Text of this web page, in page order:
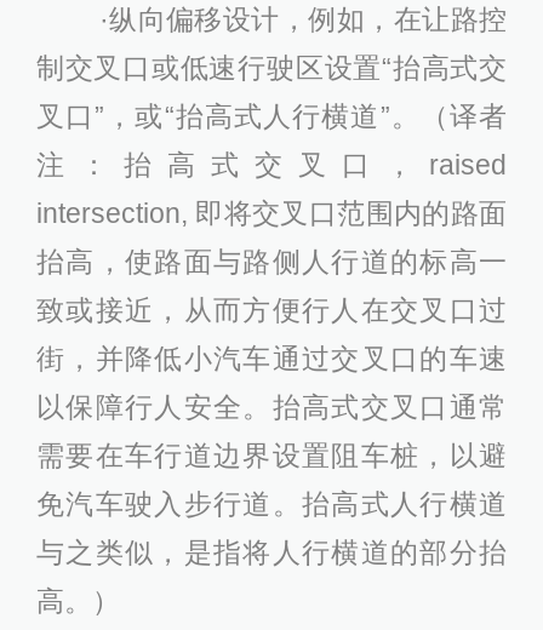
·纵向偏移设计，例如，在让路控
制交叉口或低速行驶区设置“抬高式交
叉口”，或“抬高式人行横道”。（译者
注：抬高式交叉口，raised
intersection, 即将交叉口范围内的路面
抬高，使路面与路侧人行道的标高一
致或接近，从而方便行人在交叉口过
街，并降低小汽车通过交叉口的车速
以保障行人安全。抬高式交叉口通常
需要在车行道边界设置阻车桩，以避
免汽车驶入步行道。抬高式人行横道
与之类似，是指将人行横道的部分抬
高。）